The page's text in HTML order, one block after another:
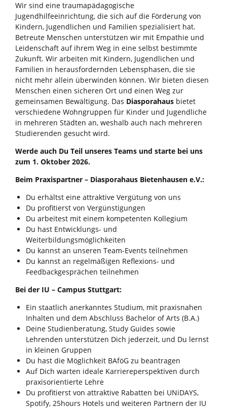
Wir sind eine traumapädagogische
Jugendhilfeeinrichtung, die sich auf die Förderung von
Kindern, Jugendlichen und Familien spezialisiert hat.
Betreute Menschen unterstützen wir mit Empathie und
Leidenschaft auf ihrem Weg in eine selbst bestimmte
Zukunft. Wir arbeiten mit Kindern, Jugendlichen und
Familien in herausfordernden Lebensphasen, die sie
nicht mehr allein überwinden können. Wir bieten diesen
Menschen einen sicheren Ort und einen Weg zur
gemeinsamen Bewältigung. Das Diasporahaus bietet
verschiedene Wohngruppen für Kinder und Jugendliche
in mehreren Städten an, weshalb auch nach mehreren
Studierenden gesucht wird.
Werde auch Du Teil unseres Teams und starte bei uns
zum 1. Oktober 2026.
Beim Praxispartner – Diasporahaus Bietenhausen e.V.:
Du erhältst eine attraktive Vergütung von uns
Du profitierst von Vergünstigungen
Du arbeitest mit einem kompetenten Kollegium
Du hast Entwicklungs- und
Weiterbildungsmöglichkeiten
Du kannst an unseren Team-Events teilnehmen
Du kannst an regelmäßigen Reflexions- und
Feedbackgesprächen teilnehmen
Bei der IU – Campus Stuttgart:
Ein staatlich anerkanntes Studium, mit praxisnahen
Inhalten und dem Abschluss Bachelor of Arts (B.A.)
Deine Studienberatung, Study Guides sowie
Lehrenden unterstützen Dich jederzeit, und Du lernst
in kleinen Gruppen
Du hast die Möglichkeit BAföG zu beantragen
Auf Dich warten ideale Karriereperspektiven durch
praxisorientierte Lehre
Du profitierst von attraktive Rabatten bei UNiDAYS,
Spotify, 25hours Hotels und weiteren Partnern der IU